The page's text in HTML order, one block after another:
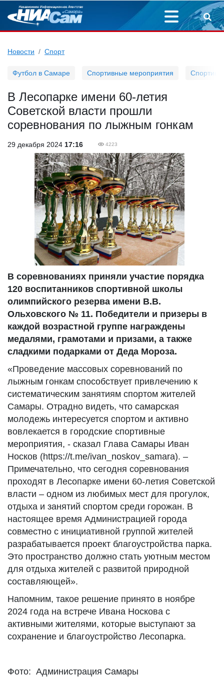
Новости Спорт
Футбол в Самаре Спортивные мероприятия
В Лесопарке имени 60-летия
Советской власти прошли
соревнования по лыжным гонкам
29 декабря 2024 17:16 4223
В соревнованиях приняли участие порядка
120 воспитанников спортивной школы
олимпийского резерва имени В.В.
Ольховского № 11. Победители и призеры в
каждой возрастной группе награждены
медалями, грамотами и призами, а также
сладкими подарками от Деда Мороза.
«Проведение массовых соревнований по
лыжным гонкам способствует привлечению к
систематическим занятиям спортом жителей
Самары. Отрадно видеть, что самарская
молодежь интересуется спортом и активно
вовлекается в городские спортивные
мероприятия, - сказал Глава Самары Иван
Носков (https://t.me/ivan_noskov_samara). –
Примечательно, что сегодня соревнования
проходят в Лесопарке имени 60-летия Советской
власти – одном из любимых мест для прогулок,
отдыха и занятий спортом среди горожан. В
настоящее время Администрацией города
совместно с инициативной группой жителей
разрабатывается проект благоустройства парка.
Это пространство должно стать уютным местом
для отдыха жителей с развитой природной
составляющей».
Напомним, такое решение принято в ноябре
2024 года на встрече Ивана Носкова с
активными жителями, которые выступают за
сохранение и благоустройство Лесопарка.
Фото: Администрация Самары